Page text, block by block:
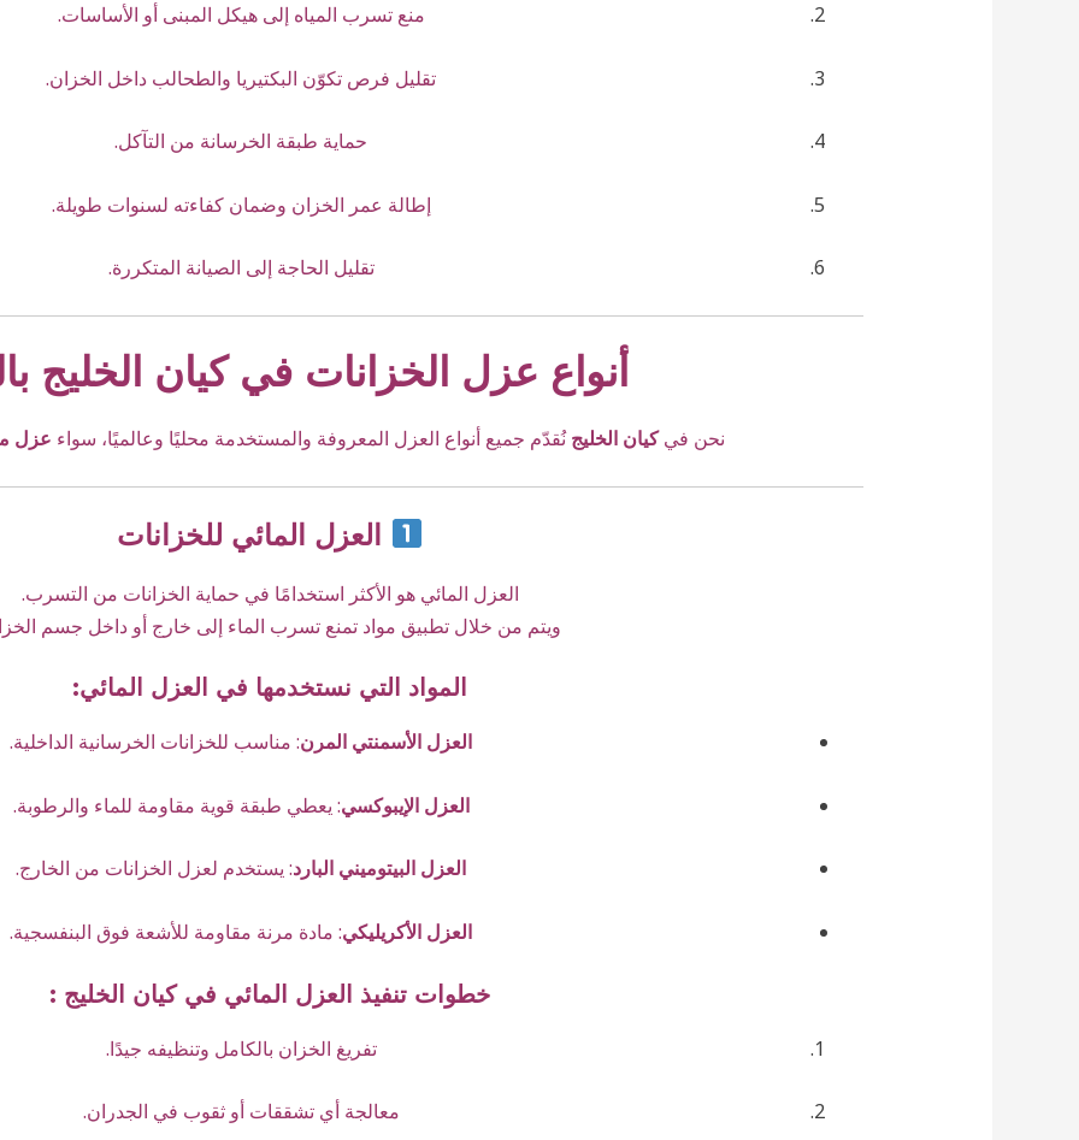
منع تسرب المياه إلى هيكل المبنى أو الأساسات.
تقليل فرص تكوّن البكتيريا والطحالب داخل الخزان.
حماية طبقة الخرسانة من التآكل.
إطالة عمر الخزان وضمان كفاءته لسنوات طويلة.
تقليل الحاجة إلى الصيانة المتكررة.
أنواع عزل الخزانات في كيان الخليج
نحن فيكيان الخليجنُقدّم جميع أنواع العزل المعروفة والمستخدمة محليًا وعالميًا، سواء عزل
العزل المائي للخزانات
العزل المائي هو الأكثر استخدامًا في حماية الخزانات من التسرب.
ويتم من خلال تطبيق مواد تمنع تسرب الماء إلى خارج أو داخل جسم
المواد التي نستخدمها في العزل المائي:
العزل الأسمنتي المرن: مناسب للخزانات الخرسانية الداخلية.
العزل الإيبوكسي: يعطي طبقة قوية مقاومة للماء والرطوبة.
العزل البيتوميني البارد: يستخدم لعزل الخزانات من الخارج.
العزل الأكريليكي: مادة مرنة مقاومة للأشعة فوق البنفسجية.
خطوات تنفيذ العزل المائي في كيان الخليج :
تفريغ الخزان بالكامل وتنظيفه جيدًا.
معالجة أي تشققات أو ثقوب في الجدران.